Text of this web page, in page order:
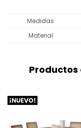
Medidas
Material